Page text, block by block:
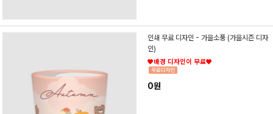
인쇄 무료 디자인 - 가을소풍 (가을시즌 디자
인)
♥배경 디자인이 무료♥
0원